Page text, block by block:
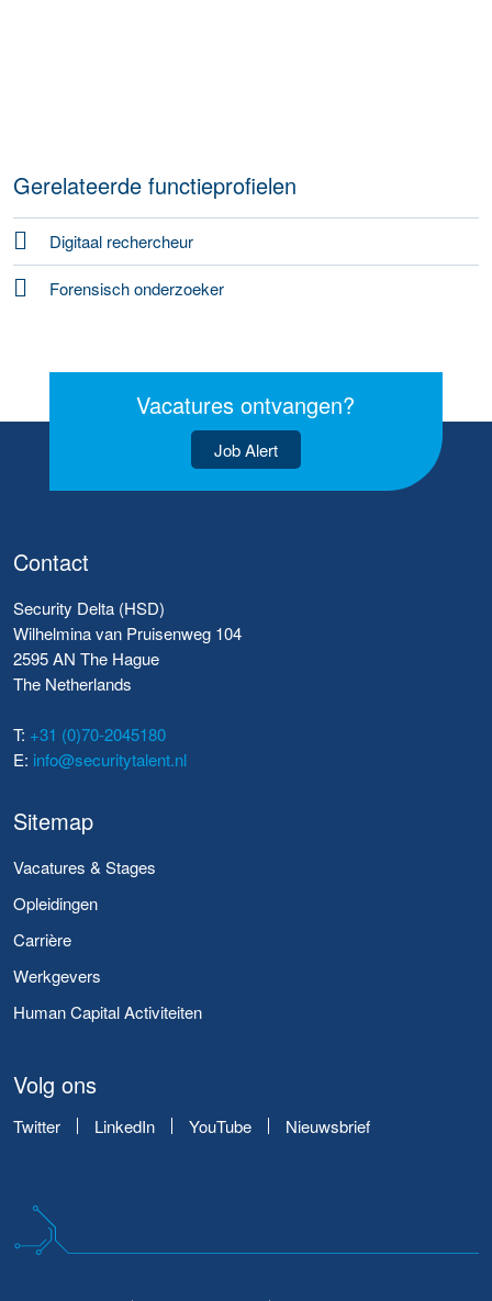
Gerelateerde functieprofielen
Digitaal rechercheur
Forensisch onderzoeker
Vacatures ontvangen?
Job Alert
Contact
Security Delta (HSD)
Wilhelmina van Pruisenweg 104
2595 AN The Hague
The Netherlands
T: +31 (0)70-2045180
E: info@securitytalent.nl
Sitemap
Vacatures & Stages
Opleidingen
Carrière
Werkgevers
Human Capital Activiteiten
Volg ons
Twitter LinkedIn YouTube Nieuwsbrief